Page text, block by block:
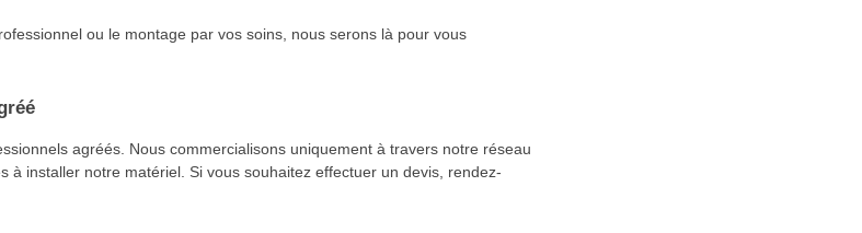
ou le montage par vos soins, nous serons là pour vous
agréés. Nous commercialisons uniquement à travers notre réseau
à installer notre matériel. Si vous souhaitez effectuer un devis, rendez-